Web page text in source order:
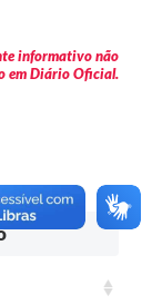
informativo não
em Diário Oficial.